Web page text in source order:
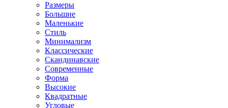
Размеры
Большие
Маленькие
Стиль
Минимализм
Классические
Скандинавские
Современные
Форма
Высокие
Квадратные
Угловые